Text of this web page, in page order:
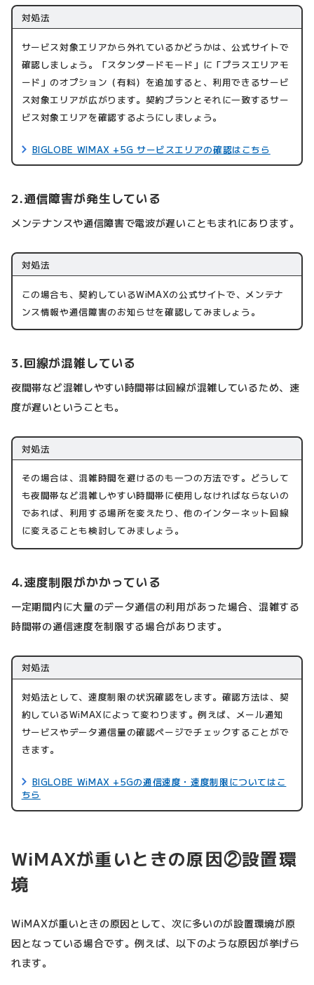
対処法
サービス対象エリアから外れているかどうかは、公式サイトで
確認しましょう。「スタンダードモード」に「プラスエリアモ
ード」のオプション（有料）を追加すると、利用できるサービ
ス対象エリアが広がります。契約プランとそれに一致するサー
ビス対象エリアを確認するようにしましょう。
BIGLOBE WIMAX +5G サービスエリアの確認はこちら
2.通信障害が発生している
メンテナンスや通信障害で電波が遅いこともまれにあります。
対処法
この場合も、契約しているWiMAXの公式サイトで、メンテナ
ンス情報や通信障害のお知らせを確認してみましょう。
3.回線が混雑している
夜間帯など混雑しやすい時間帯は回線が混雑しているため、速
度が遅いということも。
対処法
その場合は、混雑時間を避けるのも一つの方法です。どうして
も夜間帯など混雑しやすい時間帯に使用しなければならないの
であれば、利用する場所を変えたり、他のインターネット回線
に変えることも検討してみましょう。
4.速度制限がかかっている
一定期間内に大量のデータ通信の利用があった場合、混雑する
時間帯の通信速度を制限する場合があります。
対処法
対処法として、速度制限の状況確認をします。確認方法は、契
約しているWiMAXによって変わります。例えば、メール通知
サービスやデータ通信量の確認ページでチェックすることがで
きます。
BIGLOBE WiMAX +5Gの通信速度・速度制限についてはこ
ちら
WiMAXが重いときの原因②設置環
境
WiMAXが重いときの原因として、次に多いのが設置環境が原
因となっている場合です。例えば、以下のような原因が挙げら
れます。